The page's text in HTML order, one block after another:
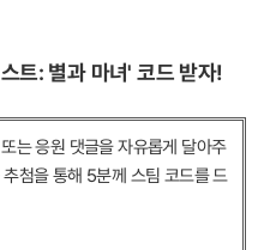
트: 별과 마녀' 코드 받자!
는 응원 댓글을 자유롭게 달아주
첨을 통해 5분께 스팀 코드를 드